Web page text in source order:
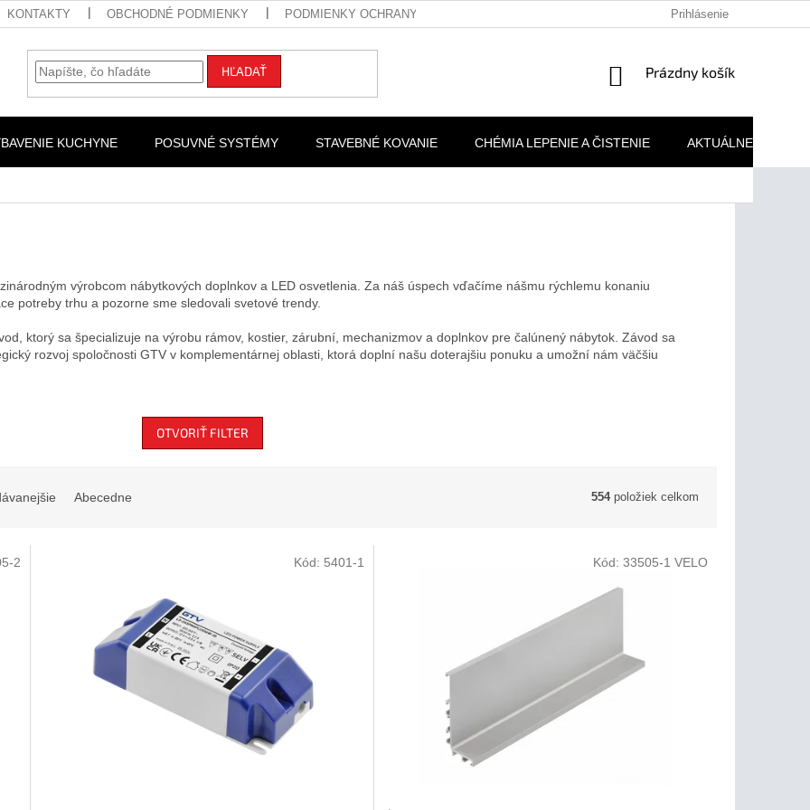
KONTAKTY OBCHODNÉ PODMIENKY PODMIENKY OCHRANY OSOBNÝCH ÚDAJOV REKLAMAČNÉ PODMIENKY
Prihlásenie
HĽADAŤ
NÁKUPNÝ
Prázdny košík
KUCHYNE POSUVNÉ SYSTÉMY STAVEBNÉ KOVANIE CHÉMIA LEPENIE A ČISTENIE AKTUÁLNE AKCIE
výrobcom nábytkových doplnkov a LED osvetlenia. Za náš úspech vďačíme nášmu rýchlemu konaniu
potreby trhu a pozorne sme sledovali svetové trendy.
ktorý sa špecializuje na výrobu rámov, kostier, zárubní, mechanizmov a doplnkov pre čalúnený nábytok. Závod sa
rozvoj spoločnosti GTV v komplementárnej oblasti, ktorá doplní našu doterajšiu ponuku a umožní nám väčšiu
OTVORIŤ FILTER
Abecedne 554položiek celkom
2 Kód: 5401-1 Kód: 33505-1 VELO